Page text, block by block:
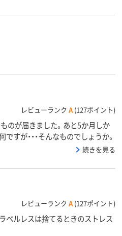
レビューランク A (127ポイント)
のが届きました。あと5か月しか
すが・・・そんなものでしょうか。
続きを見る
レビューランク A (127ポイント)
ベルレスは捨てるときのストレス